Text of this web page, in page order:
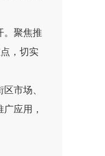
。聚焦推
，切实
市场、
应用，